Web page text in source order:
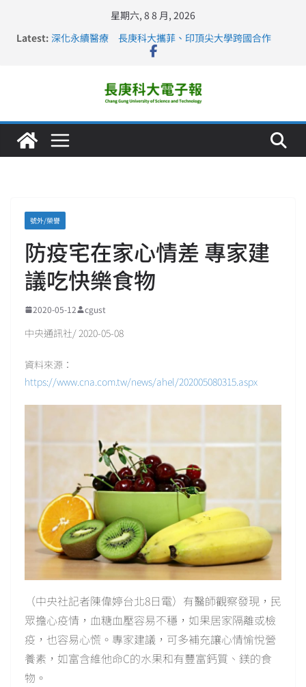
星期六, 8 8 月, 2026
Latest: 深化永續醫療 長庚科大攜菲、印頂尖大學跨國合作
長庚科大訪凱瑟醫療集團、美容學校收穫豐
仁德醫專與長庚科大締結策略聯盟 培育護理尖兵
長庚科大連四年穩居《遠見》醫學大學第5名 辦學實力再
號外/榮譽
防疫宅在家心情差 專家建
議吃快樂食物
2020-05-12 cgust
中央通訊社/ 2020-05-08
資料來源：
https://www.cna.com.tw/news/ahel/202005080315.aspx
（中央社記者陳偉婷台北8日電）有醫師觀察發現，民
眾擔心疫情，血糖血壓容易不穩，如果居家隔離或檢
疫，也容易心慌。專家建議，可多補充讓心情愉悅營
養素，如富含維他命C的水果和有豐富鈣質、鎂的食
物。